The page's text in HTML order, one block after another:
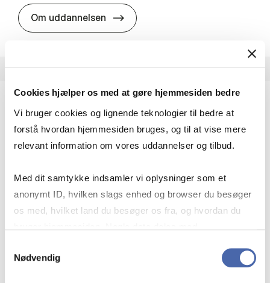
Cookies hjælper os med at gøre hjemmesiden bedre
Vi bruger cookies og lignende teknologier til bedre at
forstå hvordan hjemmesiden bruges, og til at vise mere
relevant information om vores uddannelser og tilbud.
Med dit samtykke indsamler vi oplysninger som et
anonymt ID, hvilken slags enhed og browser du besøger
os med, hvilket land du besøger os fra, og hvordan du
markedsføring. Du bestemmer selv - og kan altid trække
Nødvendig
Om uddannelsen HA i pro­jekt­le­del­se
HA(fil.) - erhvervs­økonomi og fi­lo­so­fi
virksomheder møder i vores komplekse verden.
effektivitet og…
Økonomi og matematik Kultur og samfund